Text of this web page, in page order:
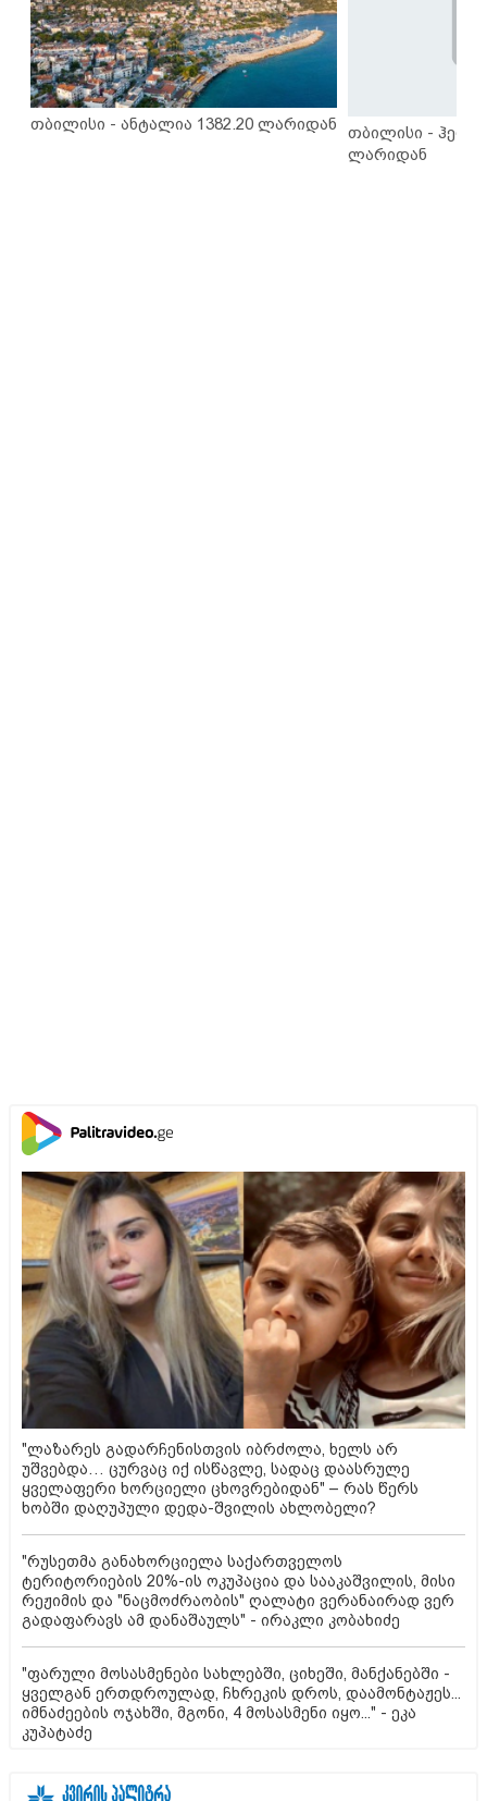
თბილისი - ანტალია 1382.20 ლარიდან
თბილისი -
ლარიდან
"ლაზარეს გადარჩენისთვის იბრძოლა, ხელს არ
უშვებდა… ცურვაც იქ ისწავლე, სადაც დაასრულე
ყველაფერი ხორციელი ცხოვრებიდან" – რას წერს
ხობში დაღუპული დედა-შვილის ახლობელი?
"რუსეთმა განახორციელა საქართველოს
ტერიტორიების 20%-ის ოკუპაცია და სააკაშვილის, მისი
რეჟიმის და "ნაცმოძრაობის" ღალატი ვერანაირად ვერ
გადაფარავს ამ დანაშაულს" - ირაკლი კობახიძე
"ფარული მოსასმენები სახლებში, ციხეში, მანქანებში -
ყველგან ერთდროულად, ჩხრეკის დროს, დაამონტაჟეს...
იმნაძეების ოჯახში, მგონი, 4 მოსასმენი იყო..." - ეკა
კუპატაძე